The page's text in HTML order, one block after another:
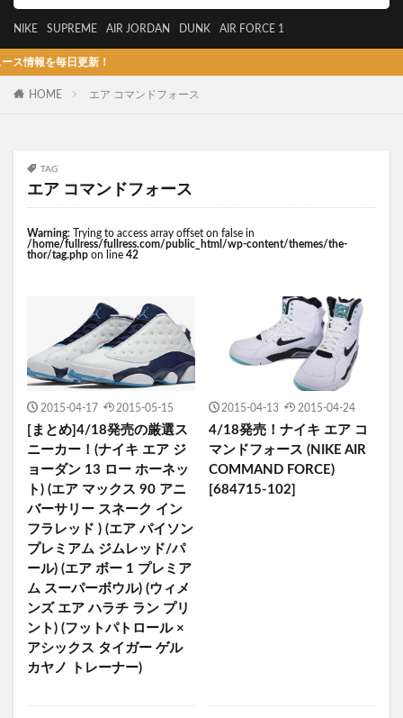
NIKE SUPREME AIR JORDAN DUNK AIR FORCE 1
報を毎日更新！
HOME エア コマンドフォース
TAG
エア コマンドフォース
Warning: Trying to access array offset on false in
/home/fullress/fullress.com/public_html/wp-content/themes/the-
thor/tag.php on line 42
2015-04-17 2015-05-15
[まとめ]4/18発売の厳選ス
ニーカー！(ナイキ エア ジ
ョーダン 13 ロー ホーネッ
ト) (エア マックス 90 アニ
バーサリー スネーク イン
フラレッド ) (エア パイソン
プレミアム ジムレッド/パ
ール) (エア ボー 1 プレミア
ム スーパーボウル) (ウィメ
ンズ エア ハラチ ラン プリ
ント) (フットパトロール ×
アシックス タイガー ゲル
カヤノ トレーナー)
2015-04-13 2015-04-24
4/18発売！ナイキ エア コ
マンドフォース (NIKE AIR
COMMAND FORCE)
[684715-102]